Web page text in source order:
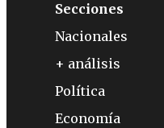
Secciones
Nacionales
+ análisis
Política
Economía